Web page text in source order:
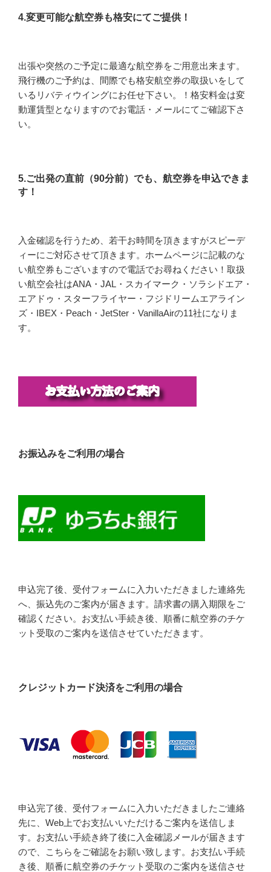
4.変更可能な航空券も格安にてご提供！
出張や突然のご予定に最適な航空券をご用意出来ます。
飛行機のご予約は、間際でも格安航空券の取扱いをして
いるリバティウイングにお任せ下さい。！格安料金は変
動運賃型となりますのでお電話・メールにてご確認下さ
い。
5.ご出発の直前（90分前）でも、航空券を申込できま
す！
入金確認を行うため、若干お時間を頂きますがスピーデ
ィーにご対応させて頂きます。ホームページに記載のな
い航空券もございますので電話でお尋ねください！取扱
い航空会社はANA・JAL・スカイマーク・ソラシドエア・
エアドゥ・スターフライヤー・フジドリームエアライン
ズ・IBEX・Peach・JetSter・VanillaAirの11社になりま
す。
お振込みをご利用の場合
申込完了後、受付フォームに入力いただきました連絡先
へ、振込先のご案内が届きます。請求書の購入期限をご
確認ください。お支払い手続き後、順番に航空券のチケ
ット受取のご案内を送信させていただきます。
クレジットカード決済をご利用の場合
申込完了後、受付フォームに入力いただきましたご連絡
先に、Web上でお支払いいただけるご案内を送信しま
す。お支払い手続き終了後に入金確認メールが届きます
ので、こちらをご確認をお願い致します。お支払い手続
き後、順番に航空券のチケット受取のご案内を送信させ